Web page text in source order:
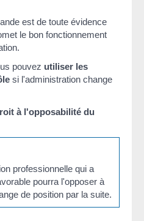
est de toute évidence
le bon fonctionnement
pouvez utiliser les
si l'administration change
à l'opposabilité du
professionnelle qui a
pourra l'opposer à
de position par la suite.